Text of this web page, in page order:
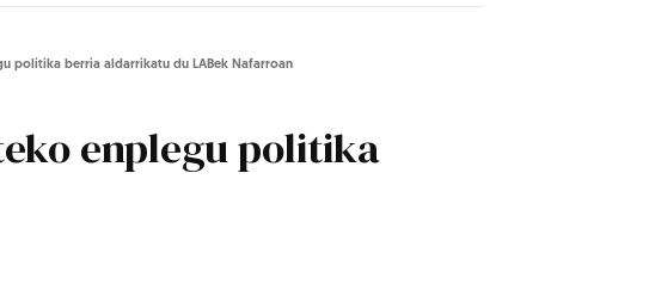
politika berria aldarrikatu du LABek Nafarroan
enplegu politika